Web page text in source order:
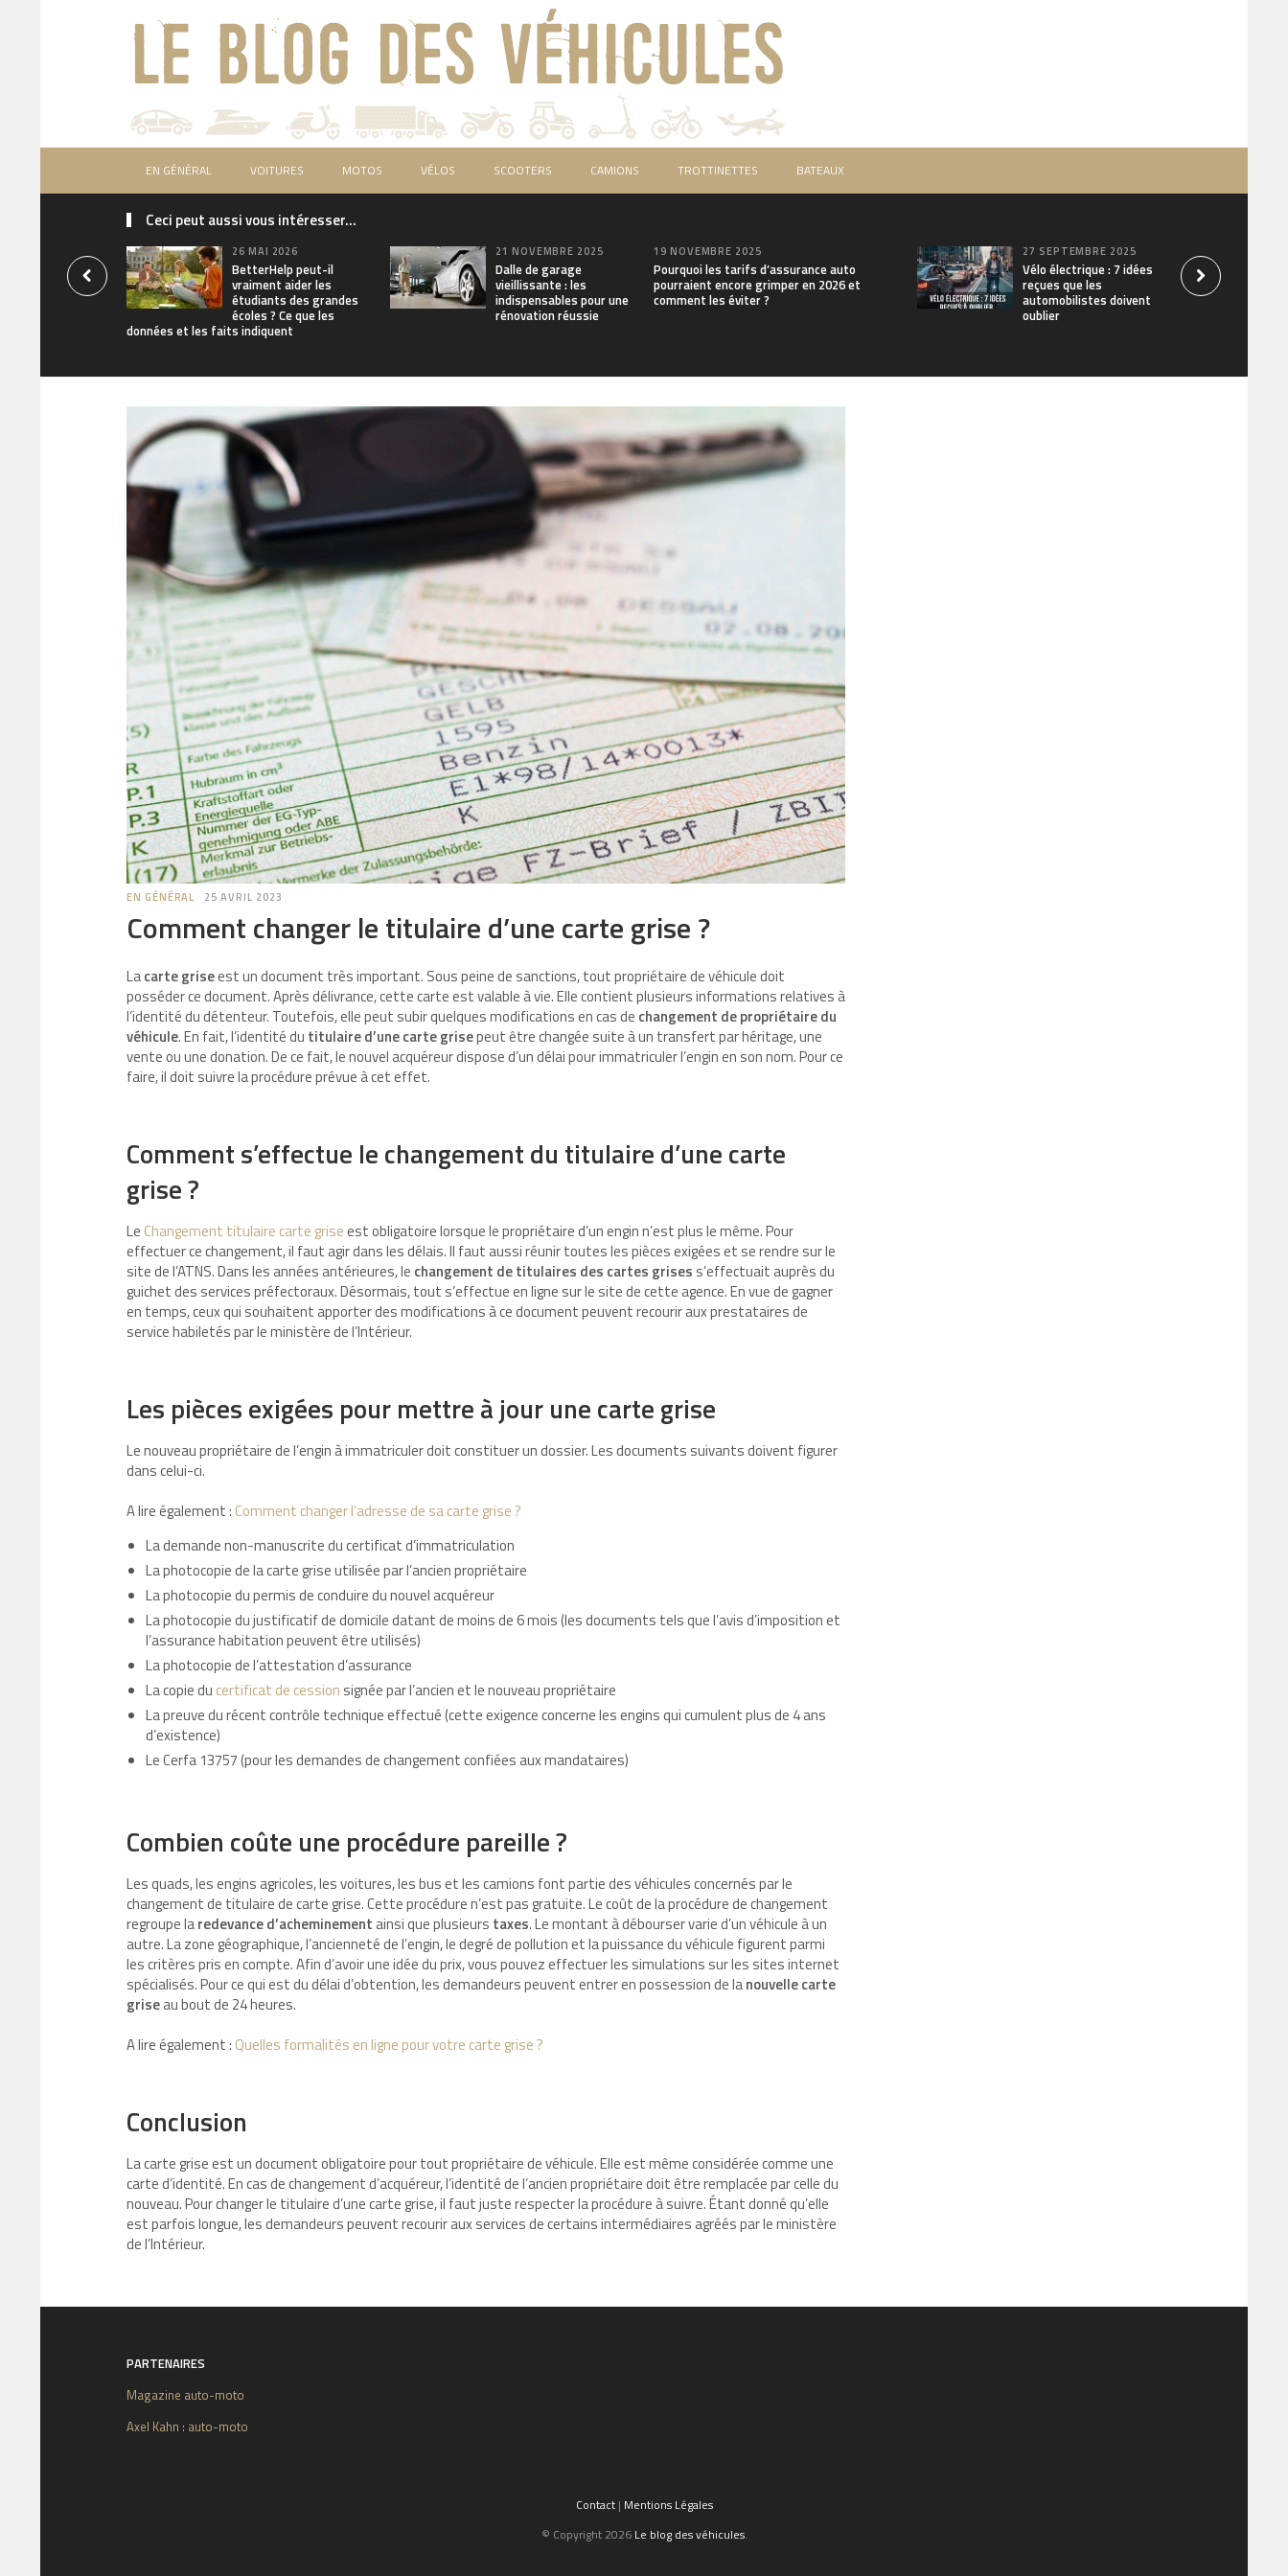
EN GÉNÉRAL VOITURES MOTOS VÉLOS SCOOTERS CAMIONS TROTTINETTES BATEAUX
Ceci peut aussi vous intéresser...
26 MAI 2026
BetterHelp peut-il
vraiment aider les
étudiants des grandes
écoles ? Ce que les
données et les faits indiquent
21 NOVEMBRE 2025
Dalle de garage
vieillissante : les
indispensables pour une
rénovation réussie
19 NOVEMBRE 2025
Pourquoi les tarifs d’assurance auto
pourraient encore grimper en 2026 et
comment les éviter ?
27 SEPTEMBRE 2025
Vélo électrique : 7 idées
reçues que les
automobilistes doivent
oublier
EN GÉNÉRAL 25 AVRIL 2023
Comment changer le titulaire d’une carte grise ?
Lacarte griseest un document très important. Sous peine de sanctions, tout propriétaire de véhicule doit
posséder ce document. Après délivrance, cette carte est valable à vie. Elle contient plusieurs informations relatives à
l’identité du détenteur. Toutefois, elle peut subir quelques modifications en cas de changement de propriétaire du
véhicule. En fait, l’identité du titulaire d’une carte grisepeut être changée suite à un transfert par héritage, une
vente ou une donation. De ce fait, le nouvel acquéreur dispose d’un délai pour immatriculer l’engin en son nom. Pour ce
faire, il doit suivre la procédure prévue à cet effet.
Comment s’effectue le changement du titulaire d’une carte
grise ?
Le Changement titulaire carte griseest obligatoire lorsque le propriétaire d’un engin n’est plus le même. Pour
effectuer ce changement, il faut agir dans les délais. Il faut aussi réunir toutes les pièces exigées et se rendre sur le
site de l’ATNS. Dans les années antérieures, le changement de titulaires des cartes grises s’effectuait auprès du
guichet des services préfectoraux. Désormais, tout s’effectue en ligne sur le site de cette agence. En vue de gagner
en temps, ceux qui souhaitent apporter des modifications à ce document peuvent recourir aux prestataires de
service habiletés par le ministère de l’Intérieur.
Les pièces exigées pour mettre à jour une carte grise
Le nouveau propriétaire de l’engin à immatriculer doit constituer un dossier. Les documents suivants doivent figurer
dans celui-ci.
A lire également : Comment changer l’adresse de sa carte grise ?
La demande non-manuscrite du certificat d’immatriculation
La photocopie de la carte grise utilisée par l’ancien propriétaire
La photocopie du permis de conduire du nouvel acquéreur
La photocopie du justificatif de domicile datant de moins de 6 mois (les documents tels que l’avis d’imposition et
l’assurance habitation peuvent être utilisés)
La photocopie de l’attestation d’assurance
La copie du certificat de cession signée par l’ancien et le nouveau propriétaire
La preuve du récent contrôle technique effectué (cette exigence concerne les engins qui cumulent plus de 4 ans
d’existence)
Le Cerfa 13757 (pour les demandes de changement confiées aux mandataires)
Combien coûte une procédure pareille ?
Les quads, les engins agricoles, les voitures, les bus et les camions font partie des véhicules concernés par le
changement de titulaire de carte grise. Cette procédure n’est pas gratuite. Le coût de la procédure de changement
regroupe laredevance d’acheminement ainsi que plusieurs taxes. Le montant à débourser varie d’un véhicule à un
autre. La zone géographique, l’ancienneté de l’engin, le degré de pollution et la puissance du véhicule figurent parmi
les critères pris en compte. Afin d’avoir une idée du prix, vous pouvez effectuer les simulations sur les sites internet
spécialisés. Pour ce qui est du délai d’obtention, les demandeurs peuvent entrer en possession de lanouvelle carte
griseau bout de 24 heures.
A lire également : Quelles formalités en ligne pour votre carte grise ?
Conclusion
La carte grise est un document obligatoire pour tout propriétaire de véhicule. Elle est même considérée comme une
carte d’identité. En cas de changement d’acquéreur, l’identité de l’ancien propriétaire doit être remplacée par celle du
nouveau. Pour changer le titulaire d’une carte grise, il faut juste respecter la procédure à suivre. Étant donné qu’elle
est parfois longue, les demandeurs peuvent recourir aux services de certains intermédiaires agréés par le ministère
de I’Intérieur.
PARTENAIRES
Magazine auto-moto
Axel Kahn : auto-moto
Contact| Mentions Légales
© Copyright 2026 Le blog des véhicules.